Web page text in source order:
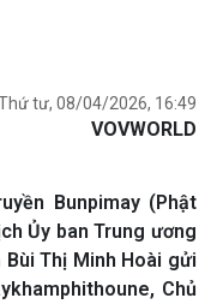
tư, 08/04/2026, 16:49
VOVWORLD
Bunpimay (Phật
Ủy ban Trung ương
Thị Minh Hoài gửi
Chủ